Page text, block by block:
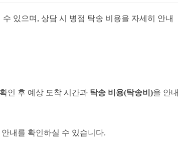
있으며, 상담 시 병점 탁송 비용을 자세히 안내
인 후 예상 도착 시간과 탁송 비용(탁송비)을 안내
내를 확인하실 수 있습니다.